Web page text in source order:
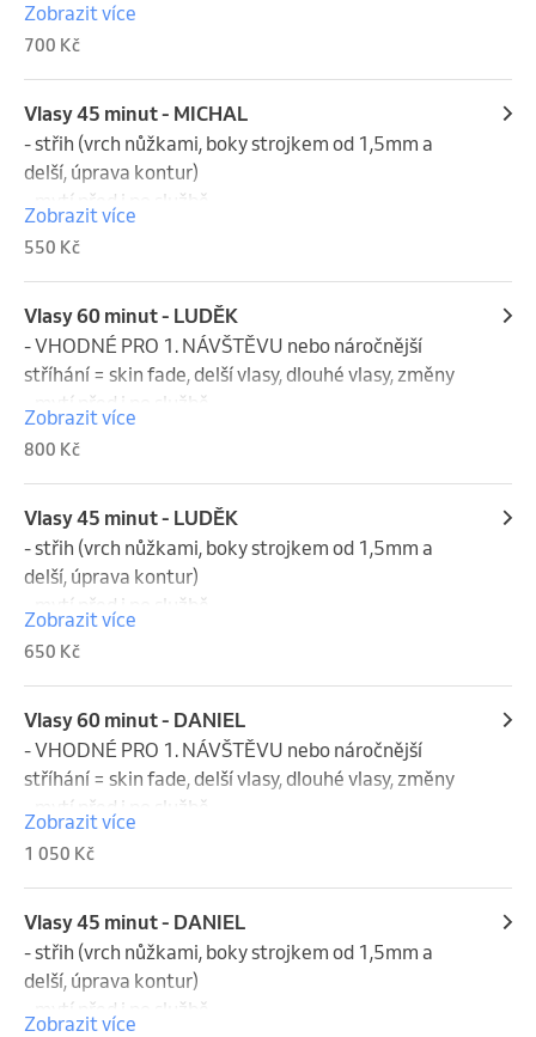
Zobrazit více
700 Kč
Vlasy 45 minut - MICHAL
- střih (vrch nůžkami, boky strojkem od 1,5mm a
delší, úprava kontur)
- mytí před i po službě
Zobrazit více
550 Kč
Vlasy 60 minut - LUDĚK
- VHODNÉ PRO 1. NÁVŠTĚVU nebo náročnější
stříhání = skin fade, delší vlasy, dlouhé vlasy, změny
- mytí před i po službě
Zobrazit více
800 Kč
Vlasy 45 minut - LUDĚK
- střih (vrch nůžkami, boky strojkem od 1,5mm a
delší, úprava kontur)
- mytí před i po službě
Zobrazit více
650 Kč
Vlasy 60 minut - DANIEL
- VHODNÉ PRO 1. NÁVŠTĚVU nebo náročnější
stříhání = skin fade, delší vlasy, dlouhé vlasy, změny
- mytí před i po službě
Zobrazit více
1 050 Kč
Vlasy 45 minut - DANIEL
- střih (vrch nůžkami, boky strojkem od 1,5mm a
delší, úprava kontur)
- mytí před i po službě
Zobrazit více